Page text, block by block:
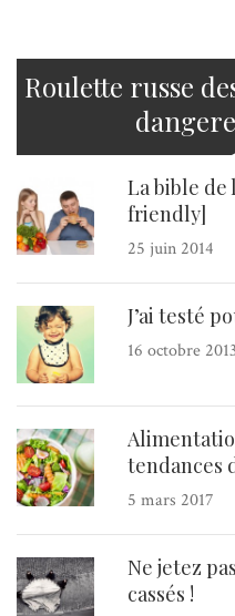
Roulette russe
La bible de
friendly]
25 juin 2014
J’ai testé
16 octobre
tendances
5 mars 2017
Ne jetez
cassés !